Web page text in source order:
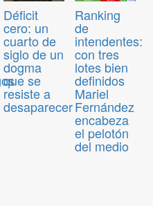
Déficit
cero: un
cuarto de
siglo de un
dogma
que se
resiste a
desaparecer
Ranking
de
intendentes:
con tres
lotes bien
definidos
Mariel
Fernández
encabeza
el pelotón
del medio